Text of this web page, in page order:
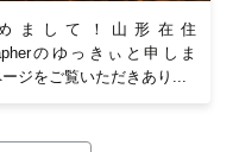
まして！山形在住
のゆっきぃと申しま
ジをご覧いただきあり...